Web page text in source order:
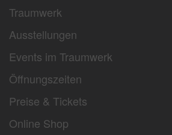
Traumwerk
Ausstellungen
Events im Traumwerk
Öffnungszeiten
Preise & Tickets
Online Shop